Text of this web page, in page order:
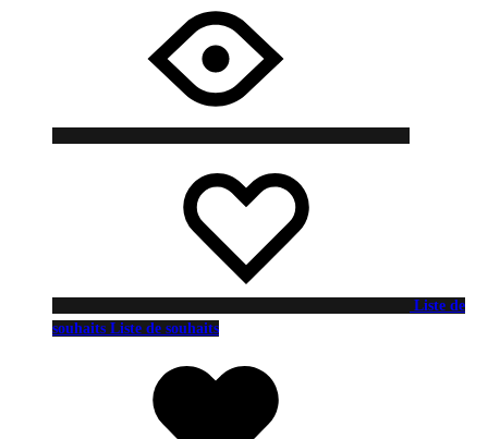
Liste de
souhaits Liste de souhaits